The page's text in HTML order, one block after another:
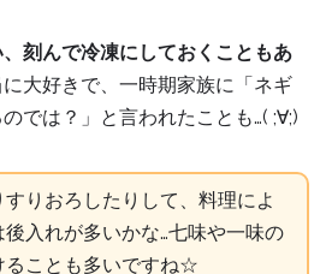
刻んで冷凍にしておくこともあ
大好きで、一時期家族に「ネギ
では？」と言われたことも…( ;∀;)
りおろしたりして、料理によ
入れが多いかな…七味や一味の
ることも多いですね☆